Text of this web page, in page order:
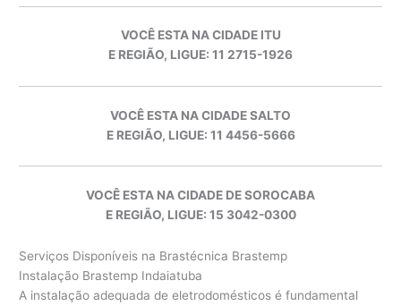
VOCÊ ESTA NA CIDADE ITU
E REGIÃO, LIGUE: 11 2715-1926
VOCÊ ESTA NA CIDADE SALTO
E REGIÃO, LIGUE: 11 4456-5666
VOCÊ ESTA NA CIDADE DE SOROCABA
E REGIÃO, LIGUE: 15 3042-0300
Serviços Disponíveis na Brastécnica Brastemp
Instalação Brastemp Indaiatuba
A instalação adequada de eletrodomésticos é fundamental